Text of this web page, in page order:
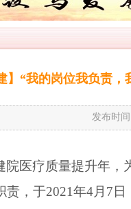
】“我的岗位我负责
发布时
院医疗质量提升年
责，于2021年4月 7